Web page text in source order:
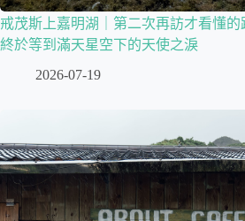
戒茂斯上嘉明湖｜第二次再訪才看懂的
終於等到滿天星空下的天使之淚
2026-07-19